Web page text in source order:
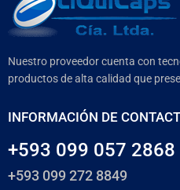
Nuestro proveedor cuenta con
productos de alta calidad que
INFORMACIÓN DE
+593 099 057 2868
+593 099 272 8849